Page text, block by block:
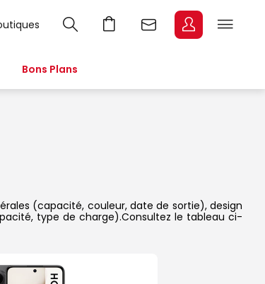
Bons Plans
(capacité, couleur, date de sortie), design
type de charge).Consultez le tableau ci-